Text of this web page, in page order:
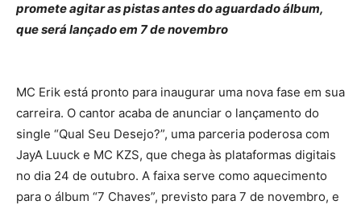
promete agitar as pistas antes do aguardado álbum,
que será lançado em 7 de novembro
MC Erik está pronto para inaugurar uma nova fase em sua
carreira. O cantor acaba de anunciar o lançamento do
single “Qual Seu Desejo?”, uma parceria poderosa com
JayA Luuck e MC KZS, que chega às plataformas digitais
no dia 24 de outubro. A faixa serve como aquecimento
para o álbum “7 Chaves”, previsto para 7 de novembro, e